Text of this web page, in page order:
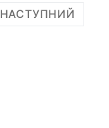
НАСТУПНИЙ